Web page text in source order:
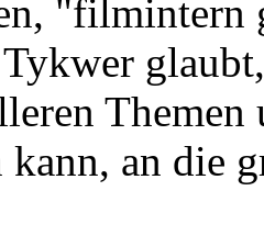
"filmintern
an die